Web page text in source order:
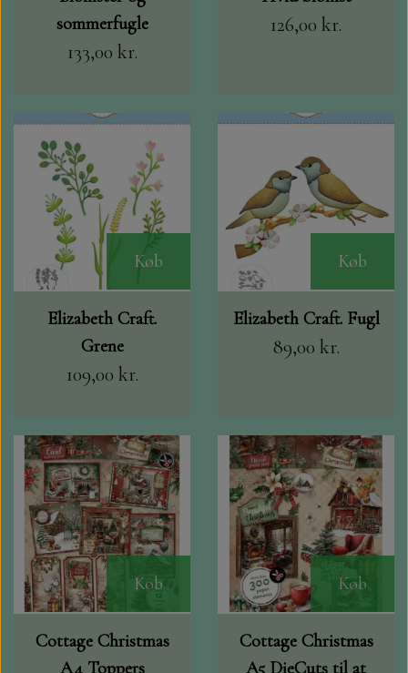
sommerfugle
133,00 kr.
126,00 kr.
Køb
Elizabeth Craft.
Grene
109,00 kr.
Køb
Elizabeth Craft. Fugl
89,00 kr.
Køb
Cottage Christmas
A4 Toppers
Køb
Cottage Christmas
A5 DieCuts til at